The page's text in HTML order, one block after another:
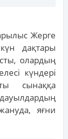
Жерге
дақтары
олардың
күндері
сынаққа
яғни